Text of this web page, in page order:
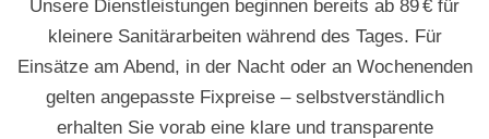
Unsere Dienstleistungen beginnen bereits ab 89 € für
kleinere Sanitärarbeiten während des Tages. Für
Einsätze am Abend, in der Nacht oder an Wochenenden
gelten angepasste Fixpreise – selbstverständlich
erhalten Sie vorab eine klare und transparente